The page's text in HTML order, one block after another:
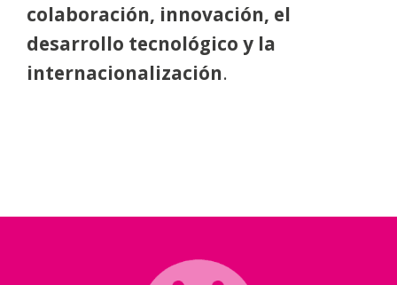
colaboración, innovación, el
desarrollo tecnológico y la
internacionalización.